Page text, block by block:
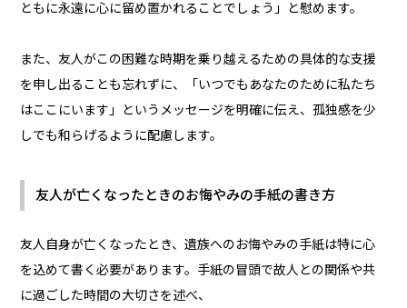
ともに永遠に心に留め置かれることでしょう」と慰めます。
また、友人がこの困難な時期を乗り越えるための具体的な支援
を申し出ることも忘れずに、「いつでもあなたのために私たち
はここにいます」というメッセージを明確に伝え、孤独感を少
しでも和らげるように配慮します。
友人が亡くなったときのお悔やみの手紙の書き方
友人自身が亡くなったとき、遺族へのお悔やみの手紙は特に心
を込めて書く必要があります。手紙の冒頭で故人との関係や共
に過ごした時間の大切さを述べ、